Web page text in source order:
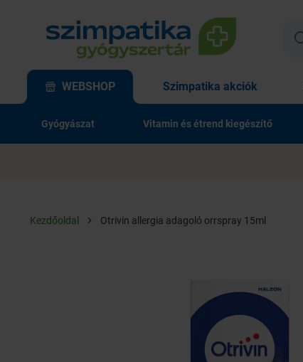
WEBSHOP Szimpatika akciók
Gyógyászat Vitamin és étrend kiegészítő
Kezdőoldal Otrivin allergia adagoló orrspray 15ml